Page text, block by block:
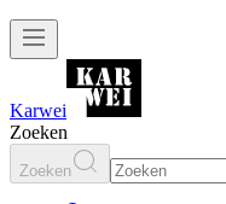
Karwei
Zoeken
Zoeken